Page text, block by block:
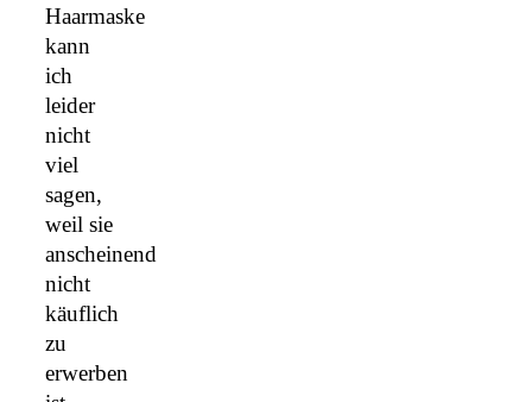
Haarmaske
kann
ich
leider
nicht
viel
sagen,
weil sie
anscheinend
nicht
käuflich
zu
erwerben